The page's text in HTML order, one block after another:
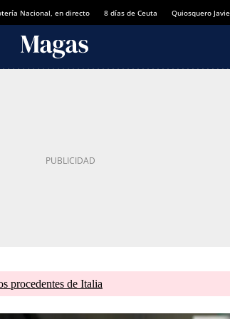
Nacional, en directo 8 días de Ceuta Quiosquero
procedentes de Italia